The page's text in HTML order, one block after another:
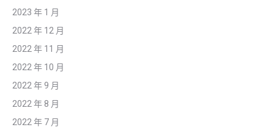
2023 年 1 月
2022 年 12 月
2022 年 11 月
2022 年 10 月
2022 年 9 月
2022 年 8 月
2022 年 7 月